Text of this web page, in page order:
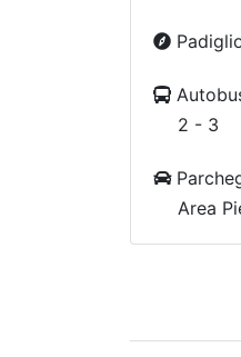
2 - 3
Area